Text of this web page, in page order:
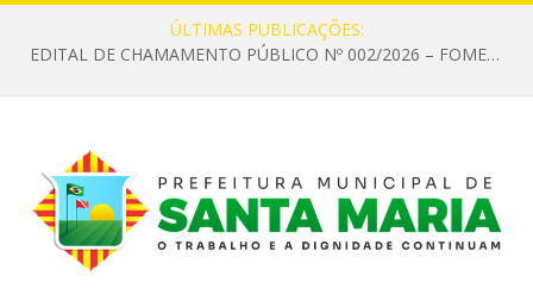
ÚLTIMAS PUBLICAÇÕES:
EDITAL DE CHAMAMENTO PÚBLICO Nº 002/2026 – FOMENTO À EXECUÇÃO DE AÇÕES CULTURAIS